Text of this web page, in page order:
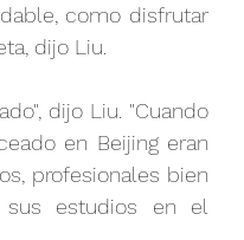
como disfrutar
dijo Liu.
dijo Liu. "Cuando
en Beijing eran
profesionales bien
sus estudios en el